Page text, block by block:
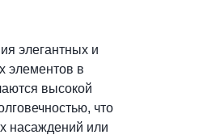
элегантных и
элементов в
высокой
что
насаждений или